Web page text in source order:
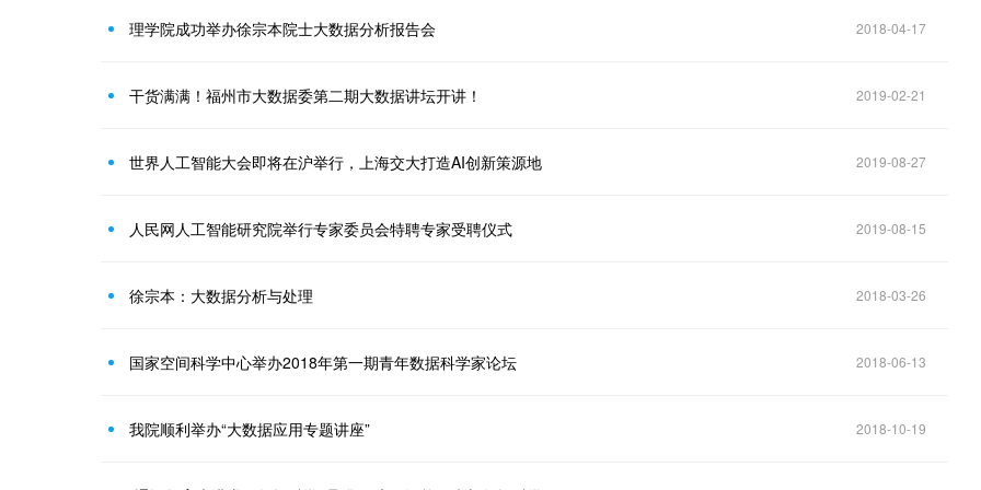
理学院成功举办徐宗本院士大数据分析报告会 2018-04-17
干货满满！福州市大数据委第二期大数据讲坛开讲！ 2019-02-21
世界人工智能大会即将在沪举行，上海交大打造AI创新策源地 2019-08-27
人民网人工智能研究院举行专家委员会特聘专家受聘仪式 2019-08-15
徐宗本：大数据分析与处理 2018-03-26
国家空间科学中心举办2018年第一期青年数据科学家论坛 2018-06-13
我院顺利举办“大数据应用专题讲座” 2018-10-19